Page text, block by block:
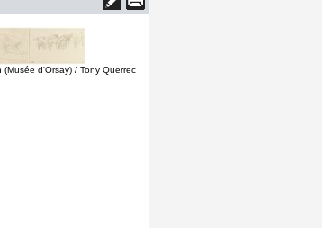
(Musée d'Orsay) / Tony Querrec